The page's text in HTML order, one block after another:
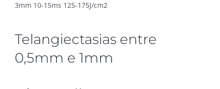
3mm 10-15ms 125-175J/cm2
Telangiectasias entre
0,5mm e 1mm